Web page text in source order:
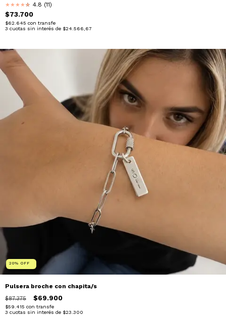
★★★★★
★ 4.8 (11)
$73.700
$62.645 con transfe
3 cuotas sin interés de $24.566,67
20% OFF
Pulsera broche con chapita/s
$87.375 $69.900
$59.415 con transfe
3 cuotas sin interés de $23.300